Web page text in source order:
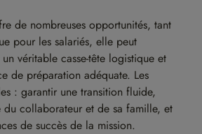
de nombreuses opportunités, tant
pour les salariés, elle peut
véritable casse-tête logistique et
de préparation adéquate. Les
: garantir une transition fluide,
du collaborateur et de sa famille, et
de succès de la mission.